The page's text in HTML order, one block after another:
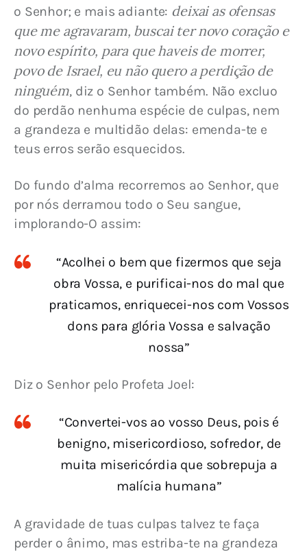
o Senhor; e mais adiante: deixai as ofensas
que me agravaram, buscai ter novo coração e
novo espírito, para que haveis de morrer,
povo de Israel, eu não quero a perdição de
ninguém, diz o Senhor também. Não excluo
do perdão nenhuma espécie de culpas, nem
a grandeza e multidão delas: emenda-te e
teus erros serão esquecidos.
Do fundo d’alma recorremos ao Senhor, que
por nós derramou todo o Seu sangue,
implorando-O assim:
“Acolhei o bem que fizermos que seja
obra Vossa, e purificai-nos do mal que
praticamos, enriquecei-nos com Vossos
dons para glória Vossa e salvação
nossa”
Diz o Senhor pelo Profeta Joel:
“Convertei-vos ao vosso Deus, pois é
benigno, misericordioso, sofredor, de
muita misericórdia que sobrepuja a
malícia humana”
A gravidade de tuas culpas talvez te faça
perder o ânimo, mas estriba-te na grandeza